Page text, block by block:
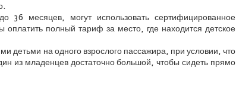
36 месяцев, могут использовать сертифицированное
полный тариф за место, где находится детское
детьми на одного взрослого пассажира, при условии, что
из младенцев достаточно большой, чтобы сидеть прямо